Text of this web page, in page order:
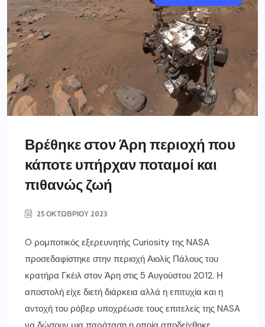
Βρέθηκε στον Άρη περιοχή που
κάποτε υπήρχαν ποταμοί και
πιθανώς ζωή
25 ΟΚΤΩΒΡΊΟΥ 2023
O ρομποτικός εξερευνητής Curiosity της NASA
προσεδαφίστηκε στην περιοχή Αιολίς Πάλους του
κρατήρα Γκέιλ στον Άρη στις 5 Αυγούστου 2012. Η
αποστολή είχε διετή διάρκεια αλλά η επιτυχία και η
αντοχή του ρόβερ υποχρέωσε τους επιτελείς της NASA